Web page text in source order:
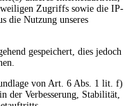
Zugriffs sowie die IP-
die Nutzung unseres
gespeichert, dies jedoch
von Art. 6 Abs. 1 lit. f)
der Verbesserung, Stabilität,